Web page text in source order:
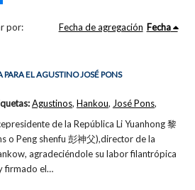
por: Fecha de agregación Fecha
EL AGUSTINO JOSÉ PONS
de la República Li Yuanhong 黎
o Peng shenfu 彭神父),director de la
agradeciéndole su labor filantrópica
firmado el…
Agustinos, Hankou, José Pons,